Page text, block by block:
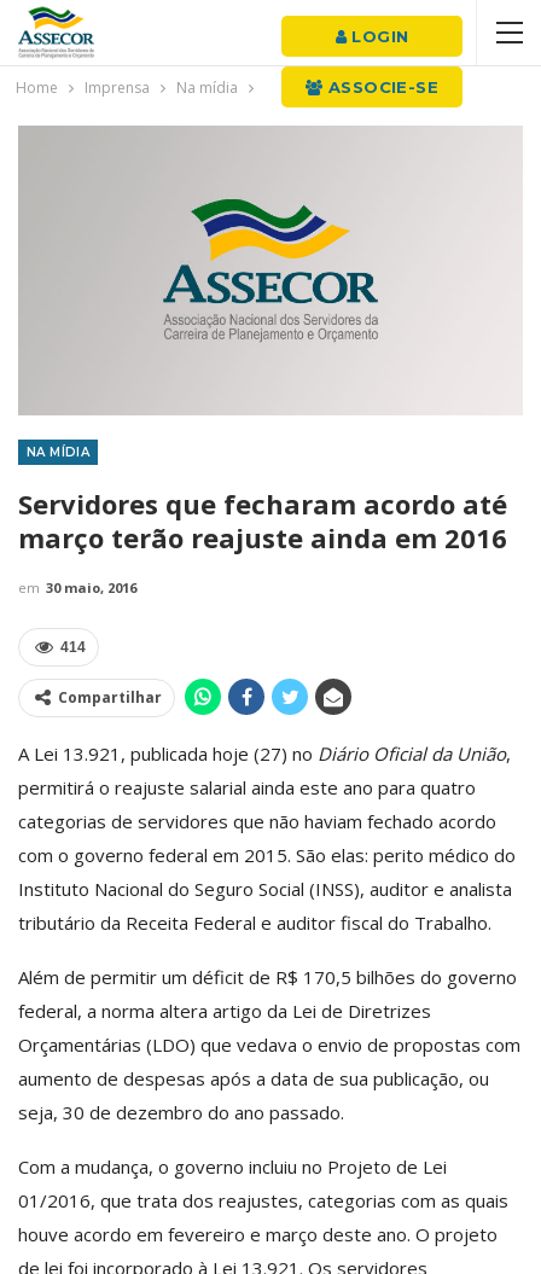
LOGIN
ASSOCIE-SE
Home Imprensa Na mídia
NA MÍDIA
Servidores que fecharam acordo até
março terão reajuste ainda em 2016
em 30 maio, 2016
414
Compartilhar
A Lei 13.921, publicada hoje (27) no Diário Oficial da União,
permitirá o reajuste salarial ainda este ano para quatro
categorias de servidores que não haviam fechado acordo
com o governo federal em 2015. São elas: perito médico do
Instituto Nacional do Seguro Social (INSS), auditor e analista
tributário da Receita Federal e auditor fiscal do Trabalho.
Além de permitir um déficit de R$ 170,5 bilhões do governo
federal, a norma altera artigo da Lei de Diretrizes
Orçamentárias (LDO) que vedava o envio de propostas com
aumento de despesas após a data de sua publicação, ou
seja, 30 de dezembro do ano passado.
Com a mudança, o governo incluiu no Projeto de Lei
01/2016, que trata dos reajustes, categorias com as quais
houve acordo em fevereiro e março deste ano. O projeto
de lei foi incorporado à Lei 13.921. Os servidores